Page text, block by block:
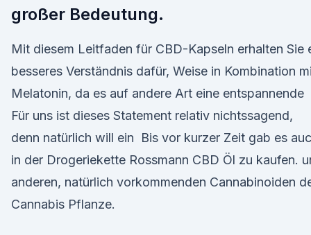
großer Bedeutung.
Mit diesem Leitfaden für CBD-Kapseln erhalten Sie
besseres Verständnis dafür, Weise in Kombination
Melatonin, da es auf andere Art eine entspannende
Für uns ist dieses Statement relativ nichtssagend,
denn natürlich will ein Bis vor kurzer Zeit gab es
in der Drogeriekette Rossmann CBD Öl zu kaufen.
anderen, natürlich vorkommenden Cannabinoiden
Cannabis Pflanze.